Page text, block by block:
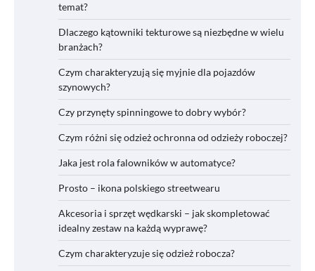
temat?
Dlaczego kątowniki tekturowe są niezbędne w wielu
branżach?
Czym charakteryzują się myjnie dla pojazdów
szynowych?
Czy przynęty spinningowe to dobry wybór?
Czym różni się odzież ochronna od odzieży roboczej?
Jaka jest rola falowników w automatyce?
Prosto – ikona polskiego streetwearu
Akcesoria i sprzęt wędkarski – jak skompletować
idealny zestaw na każdą wyprawę?
Czym charakteryzuje się odzież robocza?